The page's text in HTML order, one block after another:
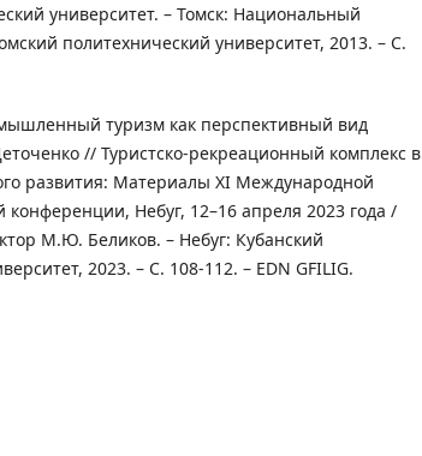
университет. – Томск: Национальный
политехнический университет, 2013. – С.
туризм как перспективный вид
// Туристско-рекреационный комплекс в
развития: Материалы XI Международной
конференции, Небуг, 12–16 апреля 2023 года /
М.Ю. Беликов. – Небуг: Кубанский
2023. – С. 108-112. – EDN GFILIG.